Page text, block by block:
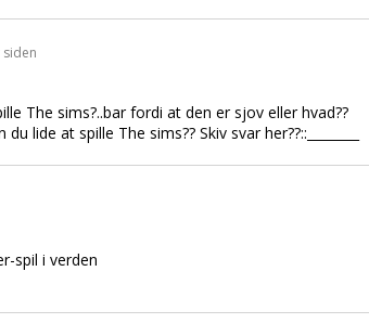
The sims?..bar fordi at den er sjov eller hvad??
lide at spille The sims?? Skiv svar her??::________
spil i verden